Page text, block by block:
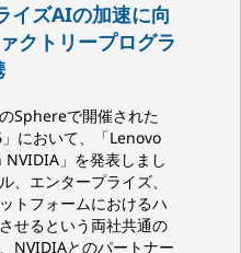
イズAIの加速に向
クトリープログラ
Sphereで開催された
」において、「Lenovo
」を発表しまし
、エンタープライズ、
トフォームにおけるハ
せるという両社共通の
NVIDIAとのパートナー